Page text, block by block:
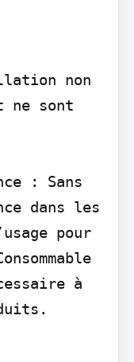
non
ne sont
: Sans
dans les
pour
à